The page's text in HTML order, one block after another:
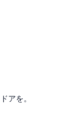
アを。